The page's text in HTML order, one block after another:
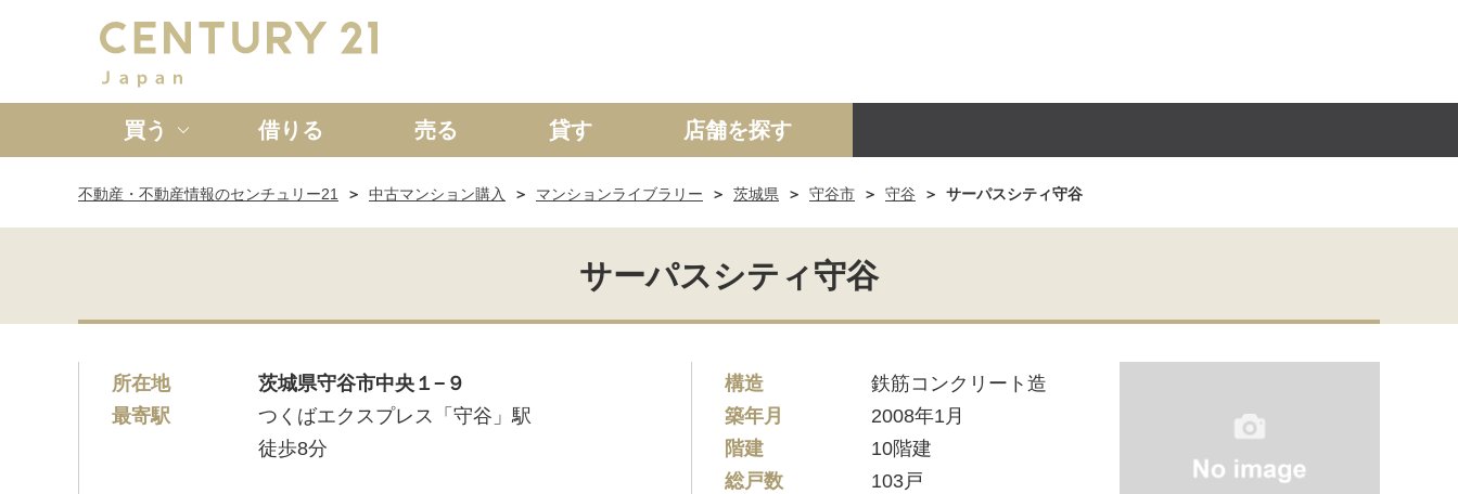
買う
新築一戸建て 中古一戸建て マンション 土地 事業投資用
借りる 売る 貸す 店舗を探す
不動産・不動産情報のセンチュリー21 中古マンション購入 マンションライブラリー 茨城県 守谷市 守谷 サーパスシティ守谷
サーパスシティ守谷
所在地
茨城県守谷市中央１−９
最寄駅
つくばエクスプレス「守谷」駅
徒歩8分
構造
鉄筋コンクリート造
築年月
2008年1月
階建
10階建
総戸数
103戸